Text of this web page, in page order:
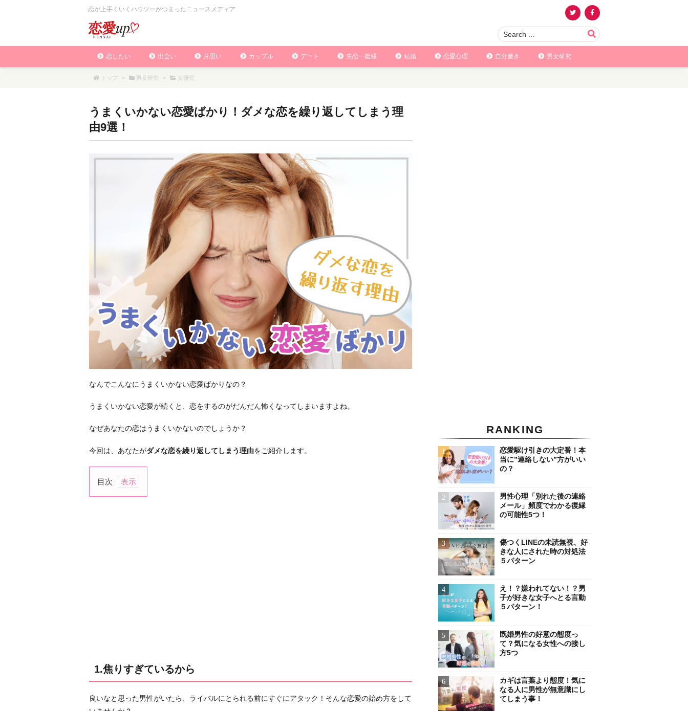
恋が上手くいくハウツーがつまったニュースメディア
恋したい 出会い 片思い カップル デート 失恋・復縁 結婚 恋愛心理 自分磨き 男女研究
トップ > 男女研究 > 女研究
うまくいかない恋愛ばかり！ダメな恋を繰り返してしまう理
由9選！
なんでこんなにうまくいかない恋愛ばかりなの？
うまくいかない恋愛が続くと、恋をするのがだんだん怖くなってしまいますよね。
なぜあなたの恋はうまくいかないのでしょうか？
今回は、あなたがダメな恋を繰り返してしまう理由をご紹介します。
目次
1.
勝
手
行
1.焦りすぎているから
良いなと思った男性がいたら、ライバルにとられる前にすぐにアタック！そんな恋愛の始め方をして
RANKING
恋愛駆け引きの大定番！本
当に”連絡しない”方がいい
の？
男性心理「別れた後の連絡
メール」頻度でわかる復縁
の可能性5つ！
傷つくLINEの未読無視、好
きな人にされた時の対処法
５パターン
え！？嫌われてない！？男
子が好きな女子へとる言動
５パターン！
既婚男性の好意の態度っ
て？気になる女性への接し
方5つ
カギは言葉より態度！気に
なる人に男性が無意識にし
てしまう事！